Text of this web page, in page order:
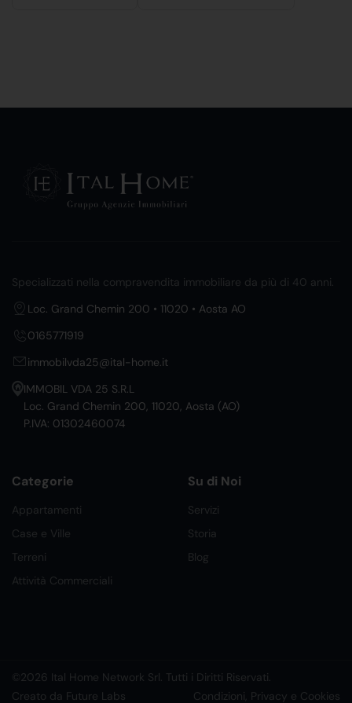
Specializzati nella compravendita immobiliare da più di 40 anni.
Loc. Grand Chemin 200 • 11020 • Aosta AO
0165771919
immobilvda25@ital-home.it
IMMOBIL VDA 25 S.R.L
Loc. Grand Chemin 200, 11020, Aosta (AO)
P.IVA: 01302460074
Categorie
Appartamenti
Case e Ville
Terreni
Attività Commerciali
Su di Noi
Servizi
Storia
Blog
©2026 Ital Home Network Srl. Tutti i Diritti Riservati.
Creato da Future Labs
Condizioni, Privacy e Cookies